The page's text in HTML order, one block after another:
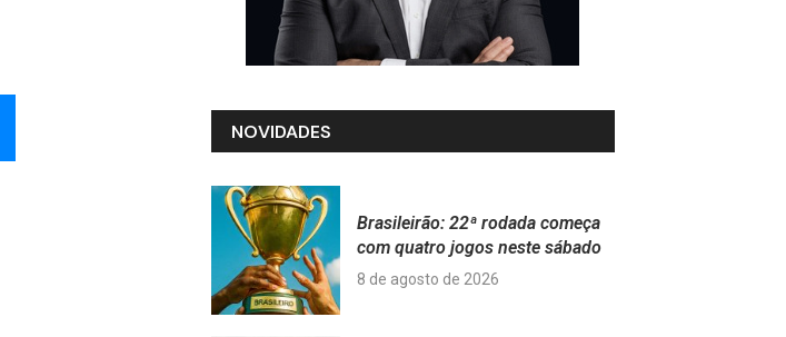
NOVIDADES
Brasileirão: 22ª rodada começa
com quatro jogos neste sábado
8 de agosto de 2026